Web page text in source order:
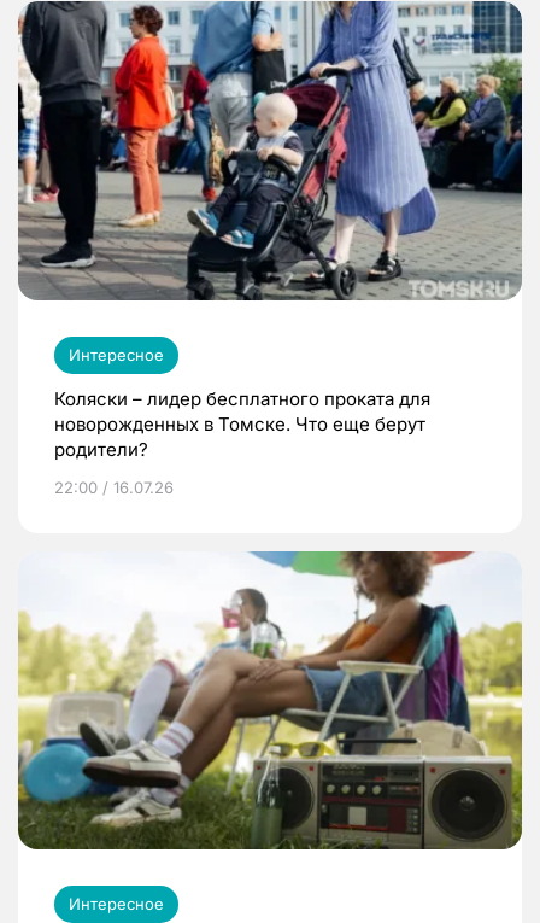
Интересное
Коляски – лидер бесплатного проката для
новорожденных в Томске. Что еще берут
родители?
22:00 / 16.07.26
Интересное